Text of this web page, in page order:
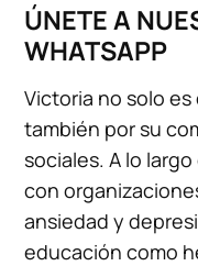
ÚNETE A
WHATSAPP
Victoria no solo
también por su
sociales. A lo
con
ansiedad y
educación como